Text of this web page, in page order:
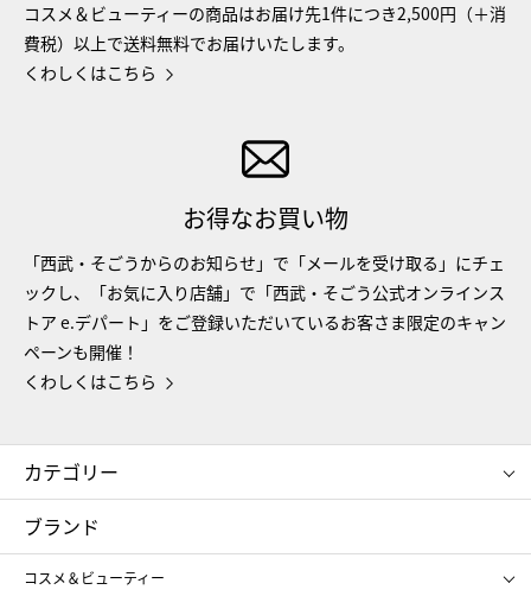
コスメ＆ビューティーの商品はお届け先1件につき2,500円（＋消
費税）以上で送料無料でお届けいたします。
くわしくはこちら
お得なお買い物
「西武・そごうからのお知らせ」で「メールを受け取る」にチェ
ックし、「お気に入り店舗」で「西武・そごう公式オンラインス
トア e.デパート」をご登録いただいているお客さま限定のキャン
ペーンも開催！
くわしくはこちら
カテゴリー
コスメ＆ビューティー
ギフト
レディース
メンズ
ブランド
コスメ＆ビューティー